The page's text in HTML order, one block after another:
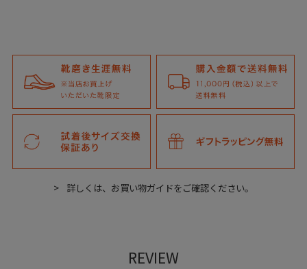
詳しくは、お買い物ガイドをご確認ください。
REVIEW